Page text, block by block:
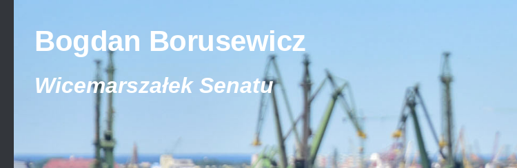
Bogdan Borusewicz
Wicemarszałek Senatu